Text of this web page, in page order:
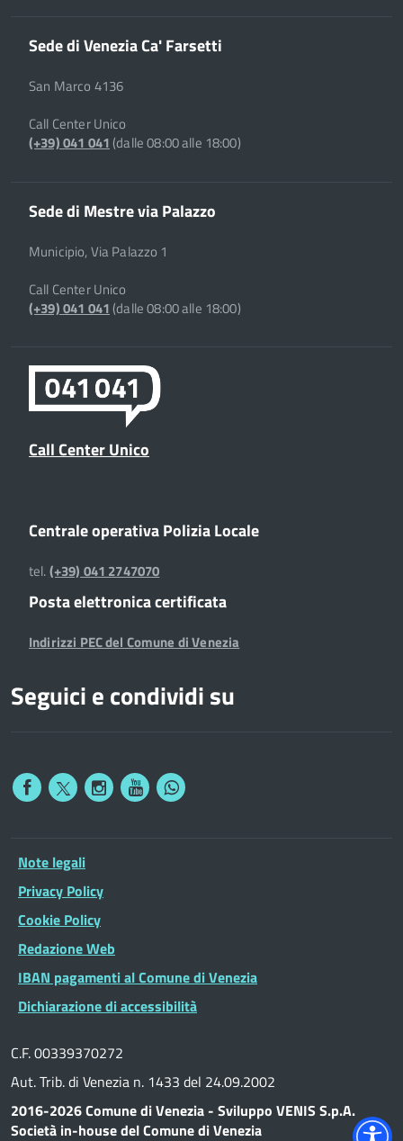
Sede di Venezia Ca' Farsetti
San Marco 4136
Call Center Unico
(+39) 041 041(dalle 08:00 alle 18:00)
Sede di Mestre via Palazzo
Municipio, Via Palazzo 1
Call Center Unico
(+39) 041 041(dalle 08:00 alle 18:00)
Call Center Unico
Centrale operativa Polizia Locale
tel.(+39) 041 2747070
Posta elettronica certificata
Indirizzi PEC del Comune di Venezia
Seguici e condividi su
Note legali
Privacy Policy
Cookie Policy
Redazione Web
IBAN pagamenti al Comune di Venezia
Dichiarazione di accessibilità
C.F. 00339370272
Aut. Trib. di Venezia n. 1433 del 24.09.2002
2016-2026 Comune di Venezia - Sviluppo VENIS S.p.A.
Società in-house del Comune di Venezia